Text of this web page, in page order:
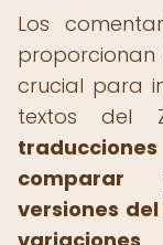
Los
proporcionan
crucial para
textos del
comparar
versiones